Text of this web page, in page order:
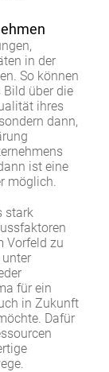
in der
So können
über die
ihres
dann,
ist eine
möglich.
stark
Vorfeld zu
für ein
in Zukunft
Dafür